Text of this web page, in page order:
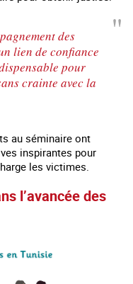
des
lien de confiance
pour
crainte avec la
au séminaire ont
inspirantes pour
les victimes.
l’avancée des